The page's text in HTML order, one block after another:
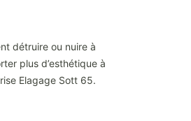
détruire ou nuire à
plus d’esthétique à
Elagage Sott 65.